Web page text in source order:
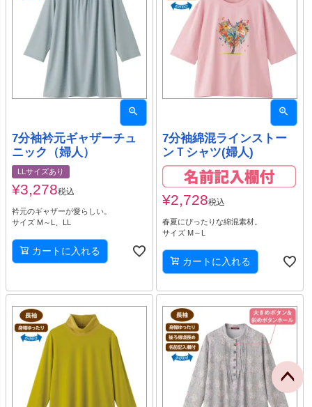
7分袖衿元ギャザーチュ
ニック（婦人）
LLサイズあり
¥3,278税込
衿元のギャザーが愛らしい。
サイズ M～L、LL
カートに入れる
7分袖綿混ラインストー
ンＴシャツ(婦人)
¥2,728税込
春夏にぴったりな綿混素材。
サイズ M～L
カートに入れる